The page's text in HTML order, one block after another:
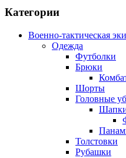
Категории
Военно-тактическая
Одежда
Футболки
Брюки
Шорты
Головные
Толстовки
Рубашки